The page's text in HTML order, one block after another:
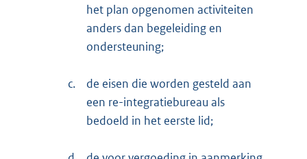
het plan opgenomen activiteiten
anders dan begeleiding en
ondersteuning;
c.
de eisen die worden gesteld aan
een re-integratiebureau als
bedoeld in het eerste lid;